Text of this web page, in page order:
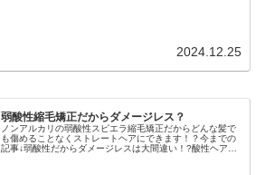
2024.12.25
弱酸性縮毛矯正だからダメージレス？
ノンアルカリの弱酸性スピエラ縮毛矯正だからどんな髪で
も傷めることなくストレートヘアにできます！？今までの
記事↓弱酸性だからダメージレスは大間違い！?酸性ヘアカ